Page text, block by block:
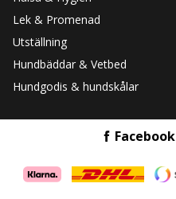
Lek & Promenad
Utställning
Hundbäddar & Vetbed
Hundgodis & hundskålar
Facebook